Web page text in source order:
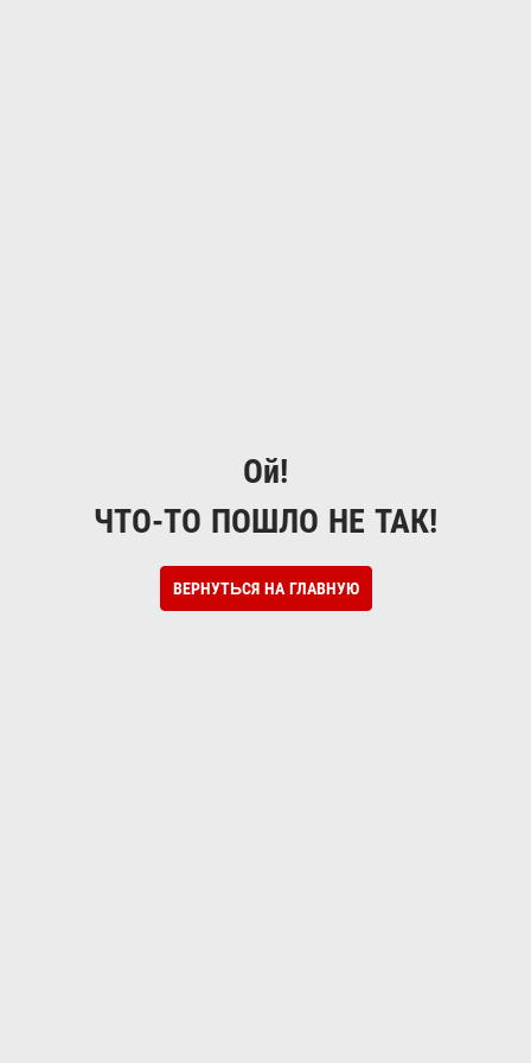
Ой!
ЧТО-ТО ПОШЛО НЕ ТАК!
ВЕРНУТЬСЯ НА ГЛАВНУЮ